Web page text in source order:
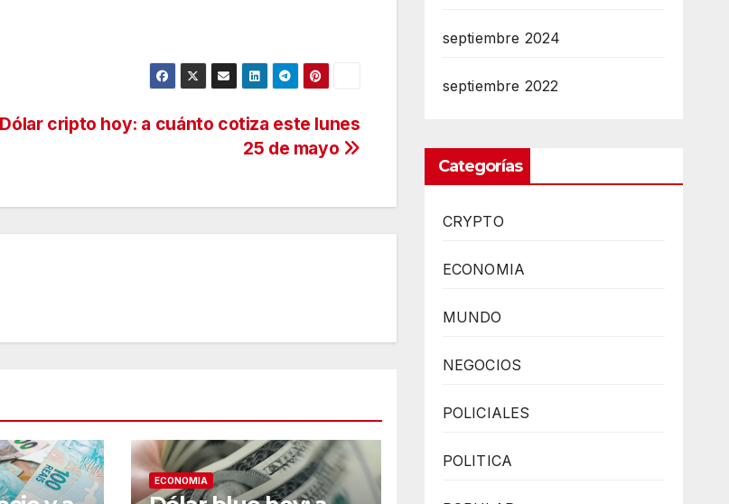
Dólar cripto hoy: a cuánto cotiza este lunes
25 de mayo
ECONOMIA
septiembre 2024
septiembre 2022
Categorías
CRYPTO
ECONOMIA
MUNDO
NEGOCIOS
POLICIALES
POLITICA